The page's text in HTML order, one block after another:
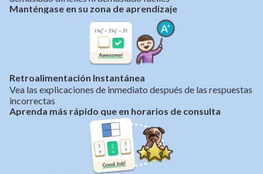
Manténgase en su zona de aprendizaje
Retroalimentación Instantánea
Vea las explicaciones de inmediato después de las respuestas
incorrectas
Aprenda más rápido que en horarios de consulta